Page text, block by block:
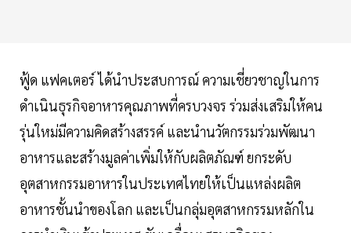
ฟู้ด แฟคเตอร์ ได้นำประสบการณ์ ความเชี่ยวชาญในการ
ดำเนินธุรกิจอาหารคุณภาพที่ครบวงจร ร่วมส่งเสริมให้คน
รุ่นใหม่มีความคิดสร้างสรรค์ และนำนวัตกรรมร่วมพัฒนา
อาหารและสร้างมูลค่าเพิ่มให้กับผลิตภัณฑ์ ยกระดับ
อุตสาหกรรมอาหารในประเทศไทยให้เป็นแหล่งผลิต
อาหารชั้นนำของโลก และเป็นกลุ่มอุตสาหกรรมหลักใน